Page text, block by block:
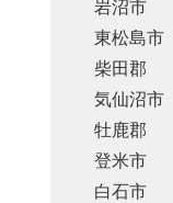
岩沼市
東松島市
柴田郡
気仙沼市
牡鹿郡
登米市
白石市